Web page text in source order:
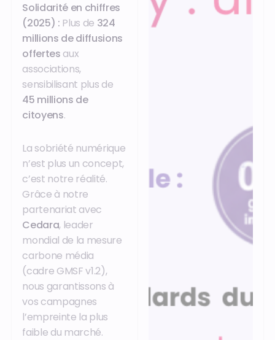
Solidarité en chiffres
(2025) : Plus de 324
millions de diffusions
offertes aux
associations,
sensibilisant plus de
45 millions de
citoyens.
La sobriété numérique
n’est plus un concept,
c’est notre réalité.
Grâce à notre
partenariat avec
Cedara, leader
mondial de la mesure
carbone média
(cadre GMSF v1.2),
nous garantissons à
vos campagnes
l’empreinte la plus
faible du marché.